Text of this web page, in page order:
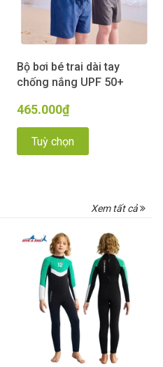
Bộ bơi bé trai dài tay
chống nắng UPF 50+
quần 2 lớp 361
465.000₫
Tuỳ chọn
Xem tất cả